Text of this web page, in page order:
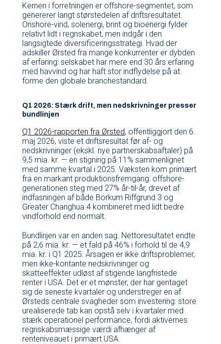
Kernen i forretningen er offshore-segmentet, som
genererer langt størstedelen af driftsresultatet.
Onshore-vind, solenergi, brint og bioenergi fylder
relativt lidt i regnskabet, men indgår i den
langsigtede diversificeringsstrategi. Hvad der
adskiller Ørsted fra mange konkurrenter er dybden
af erfaring: selskabet har mere end 30 års erfaring
med havvind og har haft stor indflydelse på at
forme den globale branchestandard.
Q1 2026: Stærk drift, men nedskrivninger presser
bundlinjen
Q1 2026-rapporten fra Ørsted, offentliggjort den 6.
maj 2026, viste et driftsresultat før af- og
nedskrivninger (ekskl. nye partnerskabsaftaler) på
9,5 mia. kr. — en stigning på 11% sammenlignet
med samme kvartal i 2025. Væksten kom primært
fra en markant produktionsfremgang: offshore-
generationen steg med 27% år-til-år, drevet af
indfasningen af både Borkum Riffgrund 3 og
Greater Changhua 4 kombineret med lidt bedre
vindforhold end normalt.
Bundlinjen var en anden sag. Nettoresultatet endte
på 2,6 mia. kr. — et fald på 46% i forhold til de 4,9
mia. kr. i Q1 2025. Årsagen er ikke driftsproblemer,
men ikke-kontante nedskrivninger og
skatteeffekter udløst af stigende langfristede
renter i USA. Det er et mønster, der har gentaget
sig de seneste kvartaler og understreger en af
Ørsteds centrale svagheder som investering: store
urealiserede tab kan opstå selv i kvartaler med
stærk operationel performance, fordi aktivernes
regnskabsmæssige værdi afhænger af
renteniveauet i primært USA.